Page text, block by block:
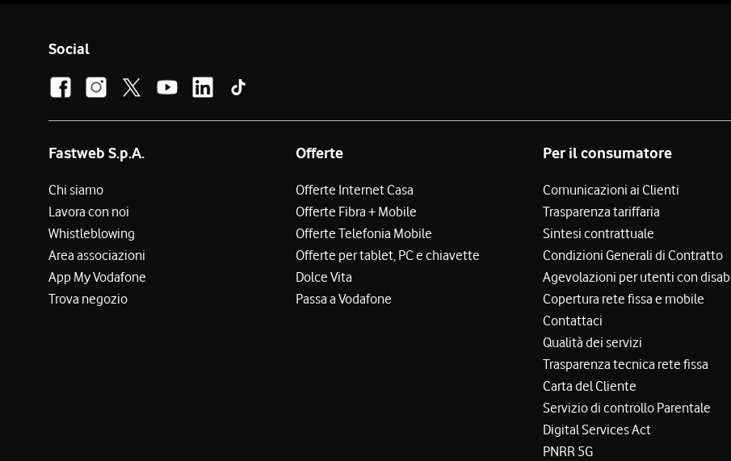
Social
Fastweb S.p.A.
Chi siamo
Lavora con noi
Whistleblowing
Area associazioni
App My Vodafone
Trova negozio
Offerte
Offerte Internet Casa
Offerte Fibra + Mobile
Offerte Telefonia Mobile
Offerte per tablet, PC e chiavette
Dolce Vita
Passa a Vodafone
Per il consumatore
Comunicazioni ai Clienti
Trasparenza tariffaria
Sintesi contrattuale
Condizioni Generali di Contratto
Agevolazioni per utenti con
Copertura rete fissa e mobile
Contattaci
Qualità dei servizi
Trasparenza tecnica rete fissa
Carta del Cliente
Servizio di controllo Parentale
Digital Services Act
PNRR 5G